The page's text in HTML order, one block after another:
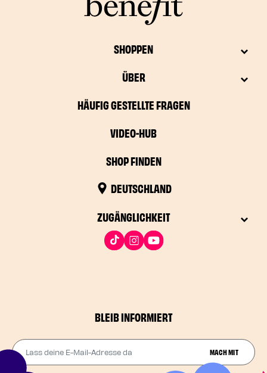
SHOPPEN
ÜBER
HÄUFIG GESTELLTE FRAGEN
VIDEO-HUB
SHOP FINDEN
DEUTSCHLAND
ZUGÄNGLICHKEIT
BLEIB INFORMIERT
Lass deine E-Mail-Adresse da MACH MIT